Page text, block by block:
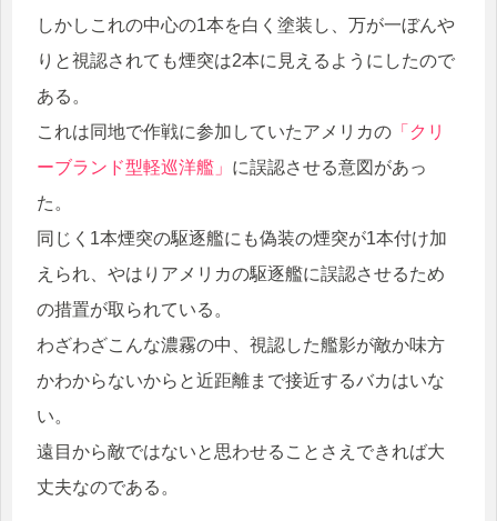
しかしこれの中心の1本を白く塗装し、万が一ぼんや
りと視認されても煙突は2本に見えるようにしたので
ある。
これは同地で作戦に参加していたアメリカの 「クリ
ーブランド型軽巡洋艦」 に誤認させる意図があっ
た。
同じく1本煙突の駆逐艦にも偽装の煙突が1本付け加
えられ、やはりアメリカの駆逐艦に誤認させるため
の措置が取られている。
わざわざこんな濃霧の中、視認した艦影が敵か味方
かわからないからと近距離まで接近するバカはいな
い。
遠目から敵ではないと思わせることさえできれば大
丈夫なのである。